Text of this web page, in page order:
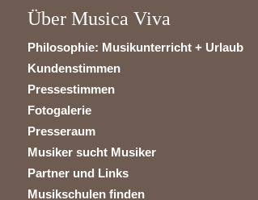
Über Musica Viva
Philosophie: Musikunterricht + Urlaub
Kundenstimmen
Pressestimmen
Fotogalerie
Presseraum
Musiker sucht Musiker
Partner und Links
Musikschulen finden